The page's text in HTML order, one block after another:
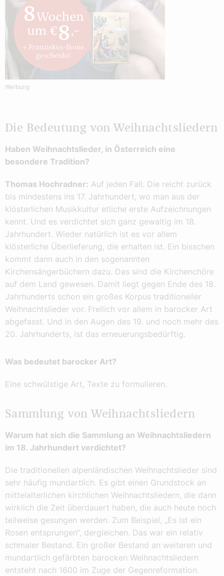
Werbung
Die Bedeutung von Weihnachtsliedern
Haben Weihnachtslieder, in Österreich eine
besondere Tradition?
Thomas Hochradner: Auf jeden Fall. Die reicht zurück
bis mindestens ins 17. Jahrhundert, wo man aus der
klösterlichen Musikkultur etliche erste Aufzeichnungen
kennt. Und es verdichtet sich ganz gewaltig im 18.
Jahrhundert. Wieder natürlich ist es vor allem
klösterliche Überlieferung, die erhalten ist. Ein bisschen
kommt dann auch in den sogenannten
Kirchensängerbüchern dazu. Das sind die Kirchenchöre
auf dem Land gewesen. Damit liegt gegen Ende des 18.
Jahrhunderts schon ein großes Korpus traditioneller
Weihnachtslieder vor. Freilich vor allem in barocker Art
abgefasst. Und in den Augen des 19. und noch mehr des
20. Jahrhunderts, ist das erneuerungsbedürftig.
Was bedeutet barocker Art?
Eine schwülstige Art, Texte zu formulieren.
Sammlung von Weihnachtsliedern
Warum hat sich die Sammlung an Weihnachtsliedern
im 18. Jahrhundert verdichtet?
Die traditionellen alpenländischen Weihnachtslieder sind
sehr häufig mundartlich. Es gibt einen Grundstock an
mittelalterlichen kirchlichen Weihnachtsliedern, die dann
wirklich die Zeit überdauert haben, die auch heute noch
teilweise gesungen werden. Zum Beispiel, „Es ist ein
Rosen entsprungen“, dergleichen. Das war ein relativ
schmaler Bestand. Ein großer Bestand an weiteren und
mundartlich gefärbten barocken Weihnachtsliedern
entsteht nach 1600 im Zuge der Gegenreformation.